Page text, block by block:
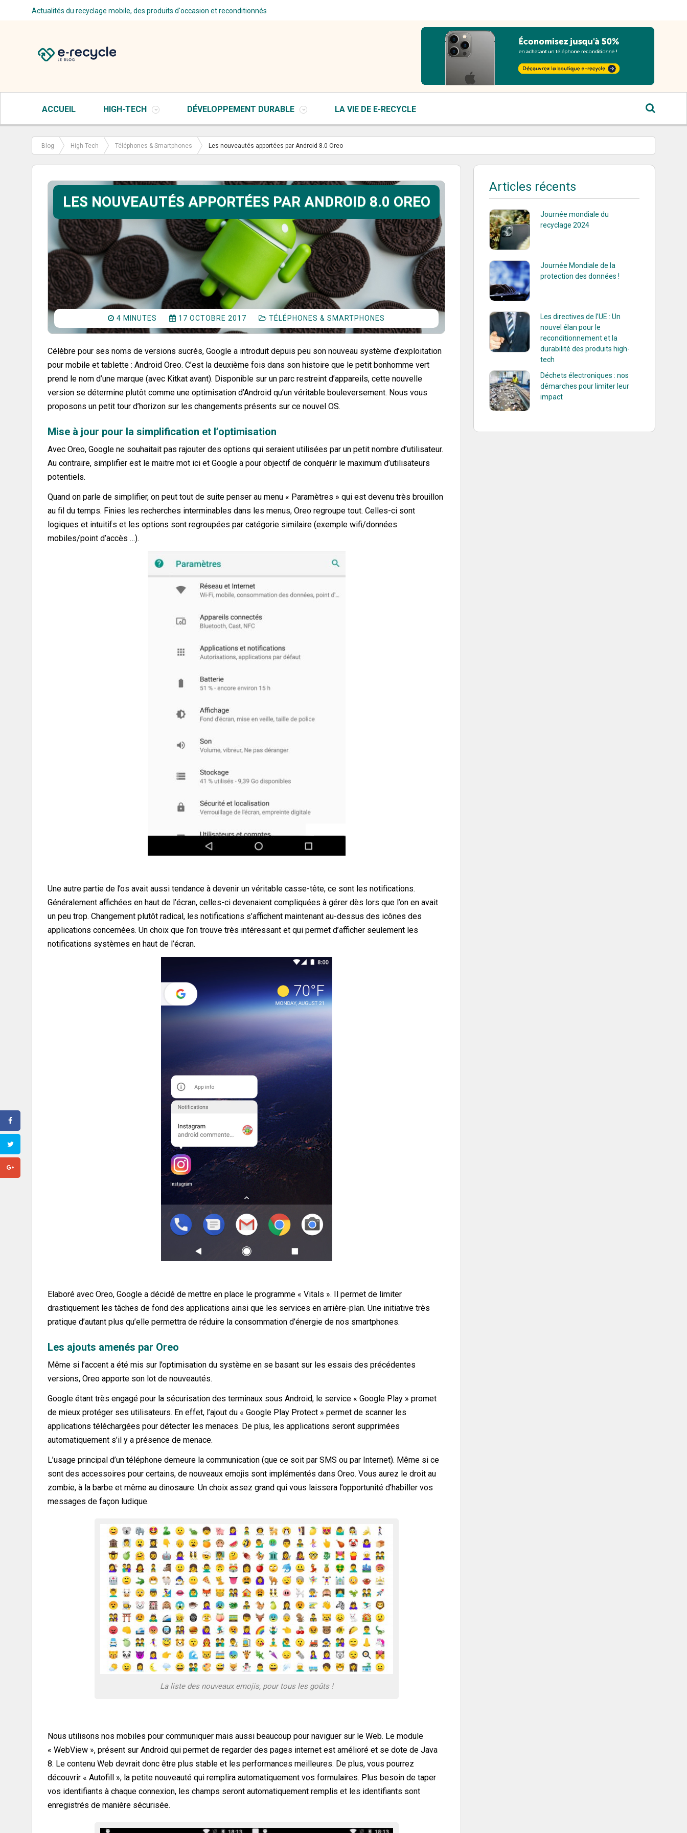
Actualités du recyclage mobile, des produits d'occasion et reconditionnés
ACCUEIL HIGH-TECH DÉVELOPPEMENT DURABLE LA VIE DE E-RECYCLE
Blog High-Tech Téléphones & Smartphones Les nouveautés apportées par Android 8.0 Oreo
LES NOUVEAUTÉS APPORTÉES PAR ANDROID 8.0 OREO
4 MINUTES 17 OCTOBRE 2017 TÉLÉPHONES & SMARTPHONES
Célèbre pour ses noms de versions sucrés, Google a introduit depuis peu son nouveau système d’exploitation
pour mobile et tablette : Android Oreo. C’est la deuxième fois dans son histoire que le petit bonhomme vert
prend le nom d’une marque (avec Kitkat avant). Disponible sur un parc restreint d’appareils, cette nouvelle
version se détermine plutôt comme une optimisation d’Android qu’un véritable bouleversement. Nous vous
proposons un petit tour d’horizon sur les changements présents sur ce nouvel OS.
Mise à jour pour la simplification et l’optimisation
Avec Oreo, Google ne souhaitait pas rajouter des options qui seraient utilisées par un petit nombre d’utilisateur.
Au contraire, simplifier est le maitre mot ici et Google a pour objectif de conquérir le maximum d’utilisateurs
potentiels.
Quand on parle de simplifier, on peut tout de suite penser au menu « Paramètres » qui est devenu très brouillon
au fil du temps. Finies les recherches interminables dans les menus, Oreo regroupe tout. Celles-ci sont
logiques et intuitifs et les options sont regroupées par catégorie similaire (exemple wifi/données
mobiles/point d’accès …).
Une autre partie de l’os avait aussi tendance à devenir un véritable casse-tête, ce sont les notifications.
Généralement affichées en haut de l’écran, celles-ci devenaient compliquées à gérer dès lors que l’on en avait
un peu trop. Changement plutôt radical, les notifications s’affichent maintenant au-dessus des icônes des
applications concernées. Un choix que l’on trouve très intéressant et qui permet d’afficher seulement les
notifications systèmes en haut de l’écran.
Elaboré avec Oreo, Google a décidé de mettre en place le programme « Vitals ». Il permet de limiter
drastiquement les tâches de fond des applications ainsi que les services en arrière-plan. Une initiative très
pratique d’autant plus qu’elle permettra de réduire la consommation d’énergie de nos smartphones.
Les ajouts amenés par Oreo
Même si l’accent a été mis sur l’optimisation du système en se basant sur les essais des précédentes
versions, Oreo apporte son lot de nouveautés.
Google étant très engagé pour la sécurisation des terminaux sous Android, le service « Google Play » promet
de mieux protéger ses utilisateurs. En effet, l’ajout du « Google Play Protect » permet de scanner les
applications téléchargées pour détecter les menaces. De plus, les applications seront supprimées
automatiquement s’il y a présence de menace.
L’usage principal d’un téléphone demeure la communication (que ce soit par SMS ou par Internet). Même si ce
sont des accessoires pour certains, de nouveaux emojis sont implémentés dans Oreo. Vous aurez le droit au
zombie, à la barbe et même au dinosaure. Un choix assez grand qui vous laissera l’opportunité d’habiller vos
messages de façon ludique.
La liste des nouveaux emojis, pour tous les goûts !
Nous utilisons nos mobiles pour communiquer mais aussi beaucoup pour naviguer sur le Web. Le module
« WebView », présent sur Android qui permet de regarder des pages internet est amélioré et se dote de Java
8. Le contenu Web devrait donc être plus stable et les performances meilleures. De plus, vous pourrez
découvrir « Autofill », la petite nouveauté qui remplira automatiquement vos formulaires. Plus besoin de taper
vos identifiants à chaque connexion, les champs seront automatiquement remplis et les identifiants sont
enregistrés de manière sécurisée.
Articles récents
Journée mondiale du
recyclage 2024
Journée Mondiale de la
protection des données !
Les directives de l’UE : Un
nouvel élan pour le
reconditionnement et la
durabilité des produits high-
tech
Déchets électroniques : nos
démarches pour limiter leur
impact